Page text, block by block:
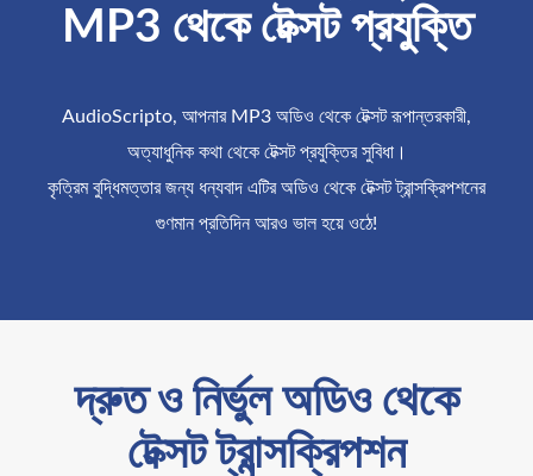
MP3 থেকে টেক্সট প্রযুক্তি
AudioScripto, আপনার MP3 অডিও থেকে টেক্সট রূপান্তরকারী,
অত্যাধুনিক কথা থেকে টেক্সট প্রযুক্তির সুবিধা।
কৃত্রিম বুদ্ধিমত্তার জন্য ধন্যবাদ এটির অডিও থেকে টেক্সট ট্রান্সক্রিপশনের
গুণমান প্রতিদিন আরও ভাল হয়ে ওঠে!
দ্রুত ও নির্ভুল অডিও থেকে
টেক্সট ট্রান্সক্রিপশন